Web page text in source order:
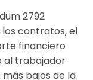
2792
contratos, el
financiero
al trabajador
bajos de la